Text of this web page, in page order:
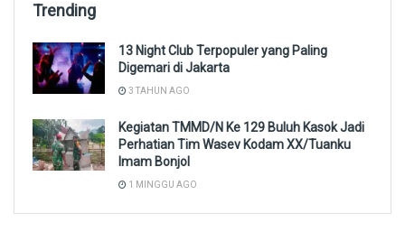
Trending
13 Night Club Terpopuler yang Paling
Digemari di Jakarta
3 TAHUN AGO
Kegiatan TMMD/N Ke 129 Buluh Kasok Jadi
Perhatian Tim Wasev Kodam XX/Tuanku
Imam Bonjol
1 MINGGU AGO